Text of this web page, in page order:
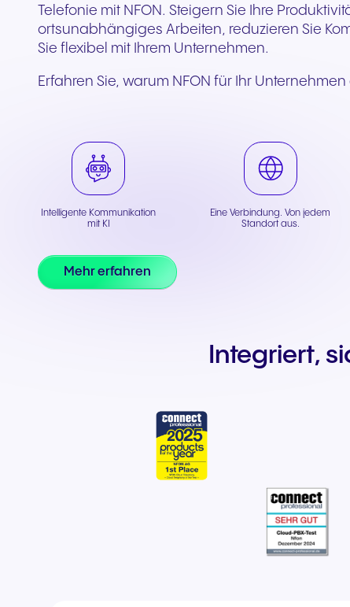
Telefonie mit NFON. Steigern Sie Ihre
ortsunabhängiges Arbeiten, reduzieren Sie
Sie flexibel mit Ihrem Unternehmen.
Erfahren Sie, warum NFON für Ihr
Intelligente Kommunikation
mit KI
Eine Verbindung. Von jedem
Standort aus.
Mehr erfahren
Integriert,